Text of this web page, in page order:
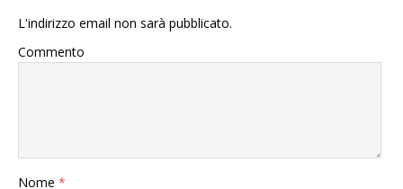
L'indirizzo email non sarà pubblicato.
Commento
Nome *